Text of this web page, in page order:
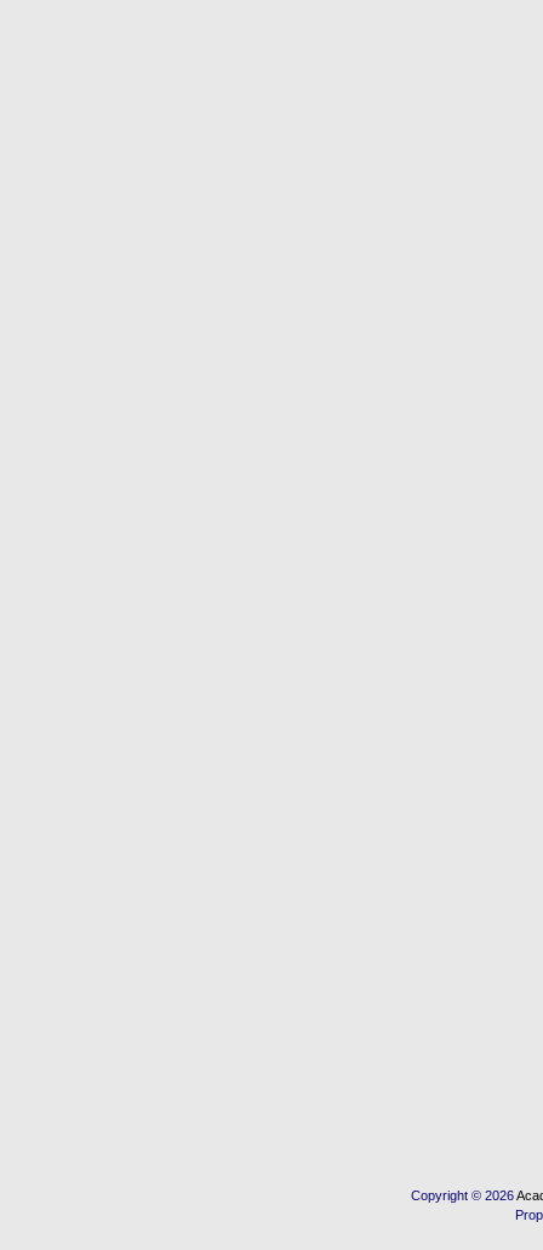
Copyright © 2026